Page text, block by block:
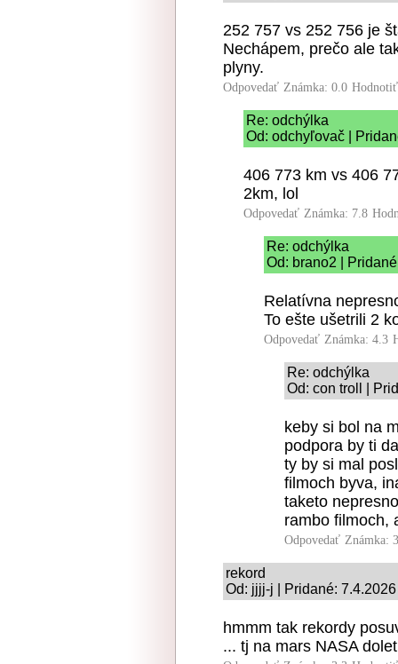
252 757 vs 252 756 je
Nechápem, prečo ale
plyny.
Odpovedať Známka: 0.0
Re: odchýlka
Od: odchyľovač |
406 773 km vs 406
2km, lol
Odpovedať Známka: 7.8
Re: odchýlka
Od: brano2 |
Relatívna
To ešte ušetrili 2
Odpovedať Známka: 4.3
Re: odchýlka
Od: con troll |
keby si bol na
podpora by ti
ty by si mal
filmoch byva,
taketo
rambo filmoch,
Odpovedať Známka:
rekord
Od: jjjj-j | Pridané:
hmmm tak rekordy
... tj na mars NASA